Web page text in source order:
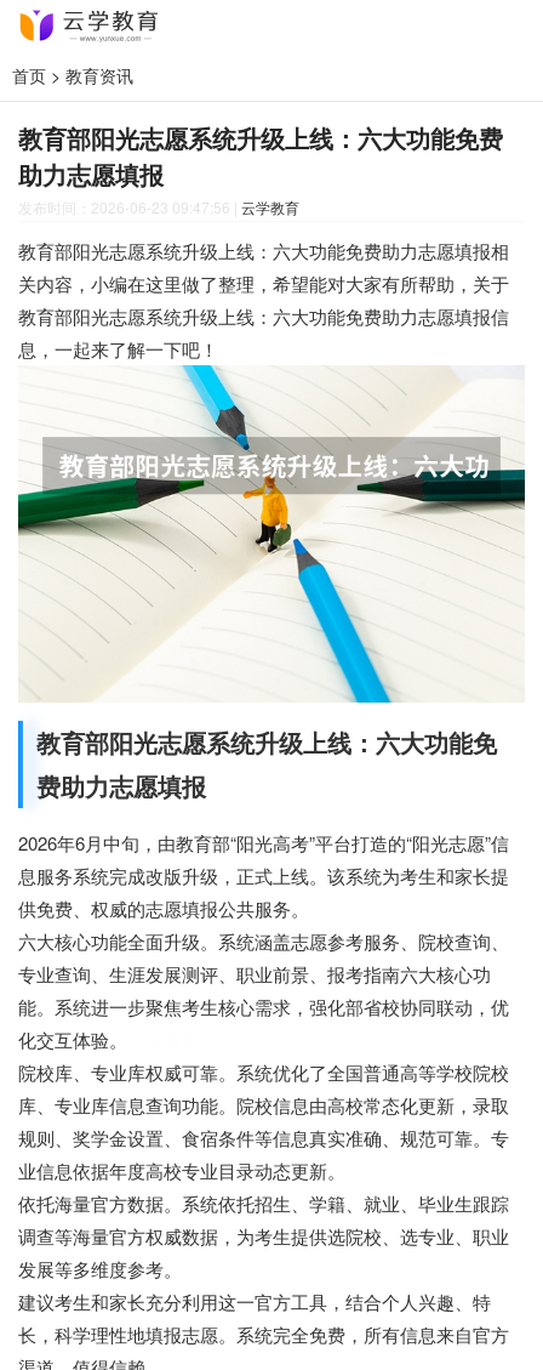
首页 > 教育资讯
教育部阳光志愿系统升级上线：六大功能免费
助力志愿填报
发布时间：2026-06-23 09:47:56 | 云学教育
教育部阳光志愿系统升级上线：六大功能免费助力志愿填报相
关内容，小编在这里做了整理，希望能对大家有所帮助，关于
教育部阳光志愿系统升级上线：六大功能免费助力志愿填报信
息，一起来了解一下吧！
教育部阳光志愿系统升级上线：六大功能免
费助力志愿填报
2026年6月中旬，由教育部“阳光高考”平台打造的“阳光志愿”信
息服务系统完成改版升级，正式上线。该系统为考生和家长提
供免费、权威的志愿填报公共服务。
六大核心功能全面升级。系统涵盖志愿参考服务、院校查询、
专业查询、生涯发展测评、职业前景、报考指南六大核心功
能。系统进一步聚焦考生核心需求，强化部省校协同联动，优
化交互体验。
院校库、专业库权威可靠。系统优化了全国普通高等学校院校
库、专业库信息查询功能。院校信息由高校常态化更新，录取
规则、奖学金设置、食宿条件等信息真实准确、规范可靠。专
业信息依据年度高校专业目录动态更新。
依托海量官方数据。系统依托招生、学籍、就业、毕业生跟踪
调查等海量官方权威数据，为考生提供选院校、选专业、职业
发展等多维度参考。
建议考生和家长充分利用这一官方工具，结合个人兴趣、特
长，科学理性地填报志愿。系统完全免费，所有信息来自官方